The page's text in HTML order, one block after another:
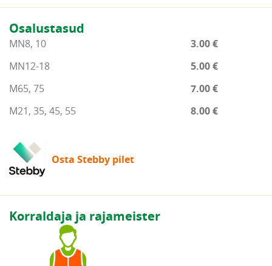
Osalustasud
MN8, 10
3.00 €
MN12-18
5.00 €
M65, 75
7.00 €
M21, 35, 45, 55
8.00 €
Osta Stebby pilet
Korraldaja ja rajameister